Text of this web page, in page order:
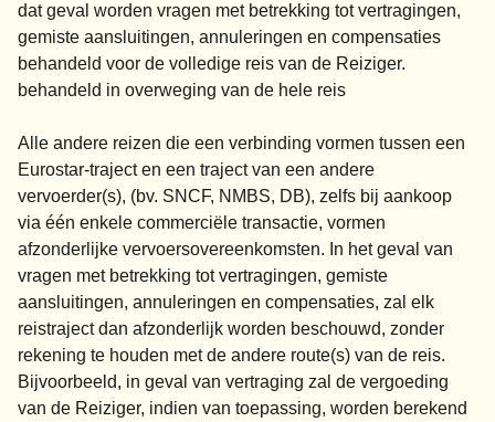
dat geval worden vragen met betrekking tot vertragingen,
gemiste aansluitingen, annuleringen en compensaties
behandeld voor de volledige reis van de Reiziger.
behandeld in overweging van de hele reis
Alle andere reizen die een verbinding vormen tussen een
Eurostar-traject en een traject van een andere
vervoerder(s), (bv. SNCF, NMBS, DB), zelfs bij aankoop
via één enkele commerciële transactie, vormen
afzonderlijke vervoersovereenkomsten. In het geval van
vragen met betrekking tot vertragingen, gemiste
aansluitingen, annuleringen en compensaties, zal elk
reistraject dan afzonderlijk worden beschouwd, zonder
rekening te houden met de andere route(s) van de reis.
Bijvoorbeeld, in geval van vertraging zal de vergoeding
van de Reiziger, indien van toepassing, worden berekend